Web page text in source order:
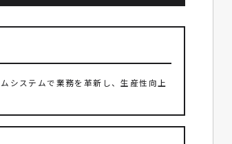
システムで業務を革新し、生産性向上